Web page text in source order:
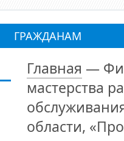
ГРАЖДАНАМ
Главная —
мастерства
области,